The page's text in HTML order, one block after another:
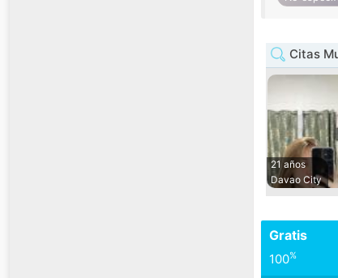
Citas
21 años
Davao City
Gratis
100%